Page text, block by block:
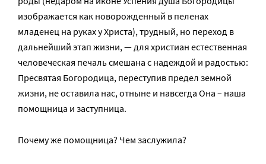
изображается как новорожденный в пеленах
младенец на руках у Христа), трудный, но переход в
дальнейший этап жизни, — для христиан естественная
человеческая печаль смешана с надеждой и радостью:
Пресвятая Богородица, переступив предел земной
жизни, не оставила нас, отныне и навсегда Она – наша
помощница и заступница.
Почему же помощница? Чем заслужила?